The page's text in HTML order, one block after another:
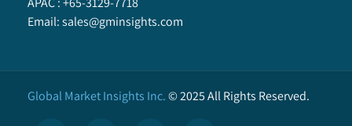
Email:sales@gminsights.com
Global Market Insights Inc.©2025All Rights Reserved.